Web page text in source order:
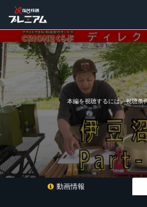
本編を視聴するには、視聴条
動画情報